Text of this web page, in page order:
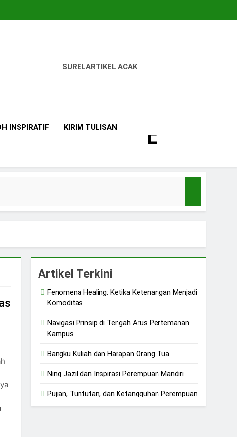
SURELARTIKEL ACAK
INSPIRATIF KIRIM TULISAN
Kuliah dan Harapan Orang Tua
Artikel Terkini
Fenomena Healing: Ketika Ketenangan Menjadi
Komoditas
Navigasi Prinsip di Tengah Arus Pertemanan
Kampus
Bangku Kuliah dan Harapan Orang Tua
Ning Jazil dan Inspirasi Perempuan Mandiri
Pujian, Tuntutan, dan Ketangguhan Perempuan